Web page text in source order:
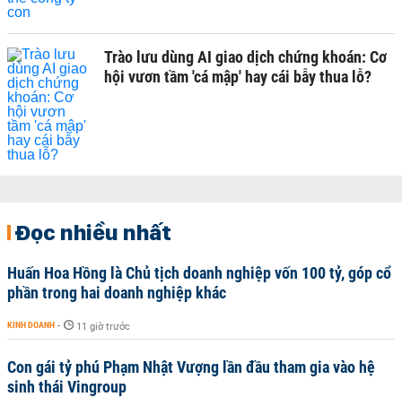
Trào lưu dùng AI giao dịch chứng khoán: Cơ
hội vươn tầm 'cá mập' hay cái bẫy thua lỗ?
Đọc nhiều nhất
Huấn Hoa Hồng là Chủ tịch doanh nghiệp vốn 100 tỷ, góp cổ
phần trong hai doanh nghiệp khác
KINH DOANH - 11 giờ trước
Con gái tỷ phú Phạm Nhật Vượng lần đầu tham gia vào hệ
sinh thái Vingroup